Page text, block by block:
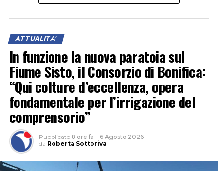
ATTUALITA'
In funzione la nuova paratoia sul
Fiume Sisto, il Consorzio di Bonifica:
“Qui colture d’eccellenza, opera
fondamentale per l’irrigazione del
comprensorio”
Pubblicato 8 ore fa – 6 Agosto 2026
da Roberta Sottoriva